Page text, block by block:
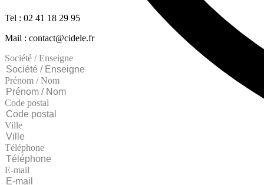
Tel : 02 41 18 29 95
Mail : contact@cidele.fr
Société / Enseigne
Prénom / Nom
Code postal
Ville
Téléphone
E-mail